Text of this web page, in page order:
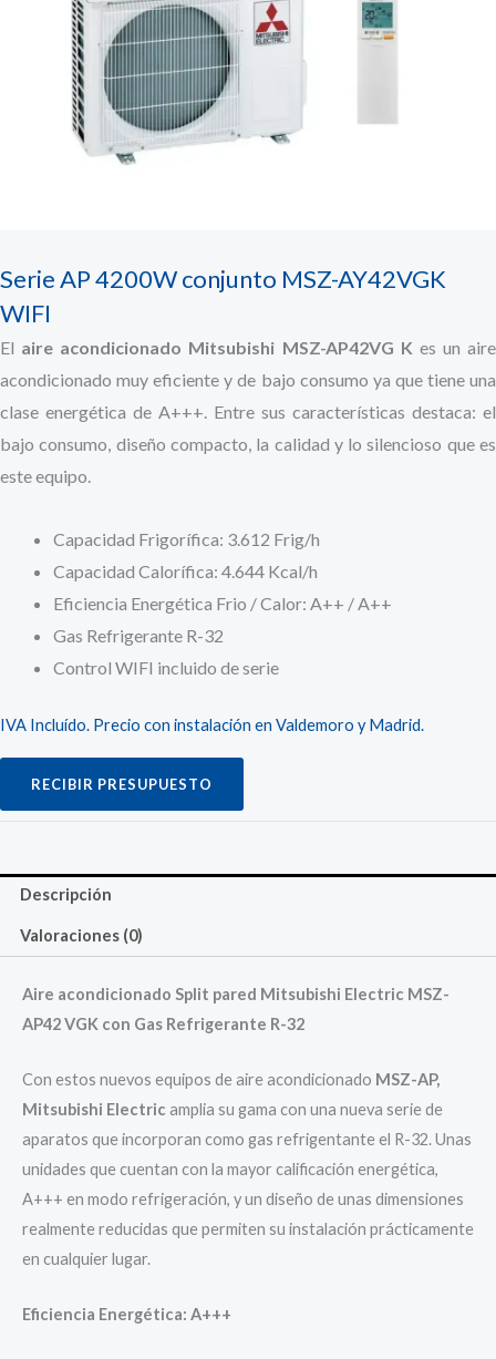
Serie AP 4200W conjunto MSZ-AY42VGK
WIFI
El aire acondicionado Mitsubishi MSZ-AP42VG K es un aire
acondicionado muy eficiente y de bajo consumo ya que tiene una
clase energética de A+++. Entre sus características destaca: el
bajo consumo, diseño compacto, la calidad y lo silencioso que es
este equipo.
Capacidad Frigorífica: 3.612 Frig/h
Capacidad Calorífica: 4.644 Kcal/h
Eficiencia Energética Frio / Calor: A++ / A++
Gas Refrigerante R-32
Control WIFI incluido de serie
IVA Incluído. Precio con instalación en Valdemoro y Madrid.
RECIBIR PRESUPUESTO
Descripción
Valoraciones (0)
Aire acondicionado Split pared Mitsubishi Electric MSZ-
AP42 VGK con Gas Refrigerante R-32
Con estos nuevos equipos de aire acondicionado MSZ-AP,
Mitsubishi Electric amplia su gama con una nueva serie de
aparatos que incorporan como gas refrigentante el R-32. Unas
unidades que cuentan con la mayor calificación energética,
A+++ en modo refrigeración, y un diseño de unas dimensiones
realmente reducidas que permiten su instalación prácticamente
en cualquier lugar.
Eficiencia Energética: A+++